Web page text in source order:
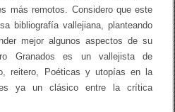
más remotos. Considero que este
bibliografía vallejiana, planteando
mejor algunos aspectos de su
Granados es un vallejista de
reitero,
Poéticas y utopías en la
ya un clásico entre la crítica